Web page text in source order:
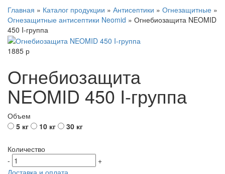
Главная » Каталог продукции » Антисептики » Огнезащитные »
Огнезащитные антисептики Neomid » Огнебиозащита NEOMID
450 I-группа
1885 р
Огнебиозащита
NEOMID 450 I-группа
Объем
5 кг
10 кг 30 кг
Количество
-
+